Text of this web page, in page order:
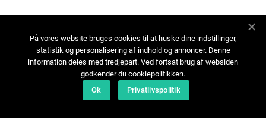
På vores website bruges cookies til at huske dine indstillinger,
statistik og personalisering af indhold og annoncer. Denne
information deles med tredjepart. Ved fortsat brug af websiden
godkender du cookiepolitikken.
Ok
Privatlivspolitik